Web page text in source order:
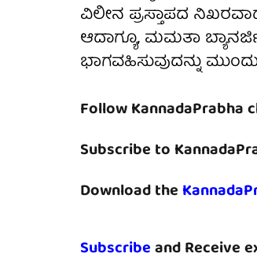
ವಿಲೀನ ಪ್ರಸ್ತಾಪದ
ಆದಾಗ್ಯೂ, ಮಮತಾ
ಭಾಗವಹಿಸುವುದನ್ನು
Follow KannadaPrabha
Subscribe to
Download the
Subscribeand Receive